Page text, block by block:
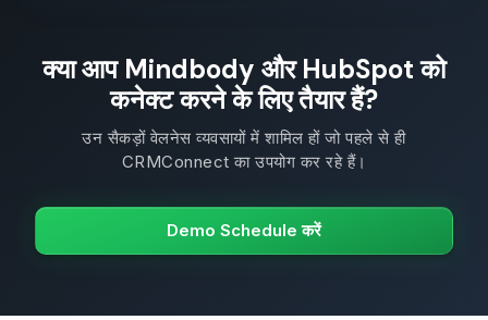
क्या आप Mindbody और HubSpot को
कनेक्ट करने के लिए तैयार हैं?
उन सैकड़ों वेलनेस व्यवसायों में शामिल हों जो पहले से ही
CRMConnect का उपयोग कर रहे हैं।
Demo Schedule करें